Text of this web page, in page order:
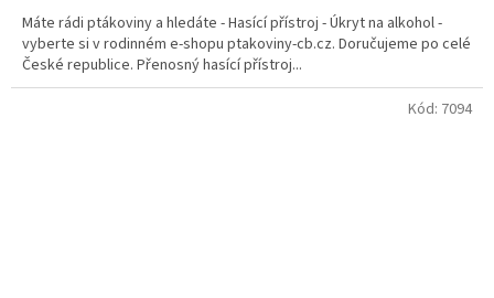
z
5
hvězdiček.
Máte rádi ptákoviny a hledáte - Hasící přístroj - Úkryt na alkohol -
vyberte si v rodinném e-shopu ptakoviny-cb.cz. Doručujeme po celé
České republice. Přenosný hasící přístroj...
Kód: 7094